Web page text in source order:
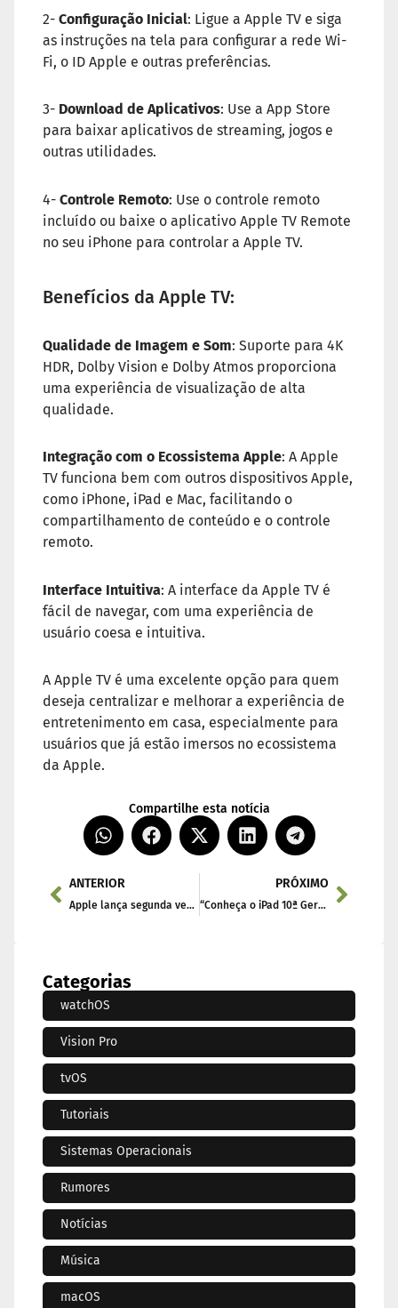
2- Configuração Inicial: Ligue a Apple TV e siga
as instruções na tela para configurar a rede Wi-
Fi, o ID Apple e outras preferências.
3- Download de Aplicativos: Use a App Store
para baixar aplicativos de streaming, jogos e
outras utilidades.
4- Controle Remoto: Use o controle remoto
incluído ou baixe o aplicativo Apple TV Remote
no seu iPhone para controlar a Apple TV.
Benefícios da Apple TV:
Qualidade de Imagem e Som: Suporte para 4K
HDR, Dolby Vision e Dolby Atmos proporciona
uma experiência de visualização de alta
qualidade.
Integração com o Ecossistema Apple: A Apple
TV funciona bem com outros dispositivos Apple,
como iPhone, iPad e Mac, facilitando o
compartilhamento de conteúdo e o controle
remoto.
Interface Intuitiva: A interface da Apple TV é
fácil de navegar, com uma experiência de
usuário coesa e intuitiva.
A Apple TV é uma excelente opção para quem
deseja centralizar e melhorar a experiência de
entretenimento em casa, especialmente para
usuários que já estão imersos no ecossistema
da Apple.
Compartilhe esta notícia
ANTERIOR
Apple lança segunda versão beta pública do tvOS 18
PRÓXIMO
“Conheça o iPad 10ª Geração: Seu Novo Companheiro de Produtividade”
Categorias
watchOS
Vision Pro
tvOS
Tutoriais
Sistemas Operacionais
Rumores
Notícias
Música
macOS